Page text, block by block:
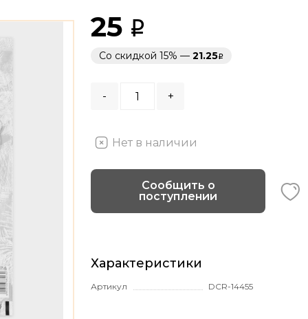
25
Со скидкой 15% —21.25
- +
Нет в наличии
Сообщить о
поступлении
Характеристики
Артикул DCR-14455